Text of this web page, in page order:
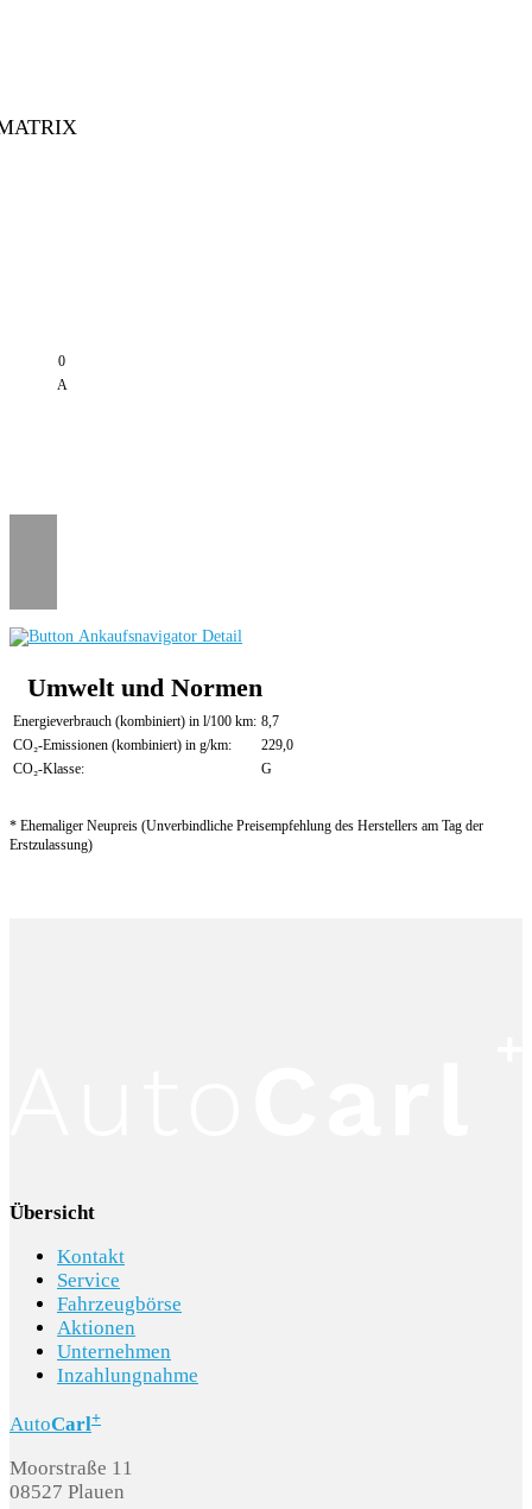
Umwelt und Normen
Energieverbrauch (kombiniert) in l/100 km: 8,7
CO₂-Emissionen (kombiniert) in g/km:
229,0
CO₂-Klasse:
G
* Ehemaliger Neupreis (Unverbindliche Preisempfehlung des Herstellers am Tag der
Erstzulassung)
Übersicht
Kontakt
Service
Fahrzeugbörse
Aktionen
Unternehmen
Inzahlungnahme
AutoCarl+
Moorstraße 11
08527 Plauen